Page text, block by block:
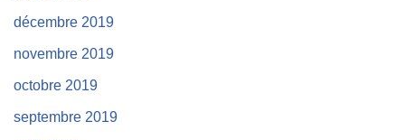
décembre 2019
novembre 2019
octobre 2019
septembre 2019